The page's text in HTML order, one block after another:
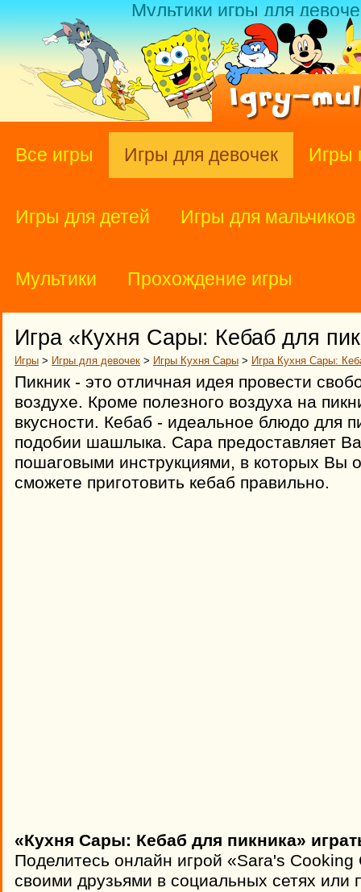
Мультики игры для
Все игры Игры для девочек Игры
Игры для детей Игры для мальчиков
Мультики Прохождение игры
Игра «Кухня Сары: Кебаб для
Игры > Игры для девочек > Игры Кухня Сары > Игра Кухня Сары:
Пикник - это отличная идея провести
воздухе. Кроме полезного воздуха на
вкусности. Кебаб - идеальное блюдо для
подобии шашлыка. Сара предоставляет
пошаговыми инструкциями, в которых Вы
сможете приготовить кебаб правильно.
«Кухня Сары: Кебаб для пикника»
Поделитесь онлайн игрой «Sara's
своими друзьями в социальных сетях или